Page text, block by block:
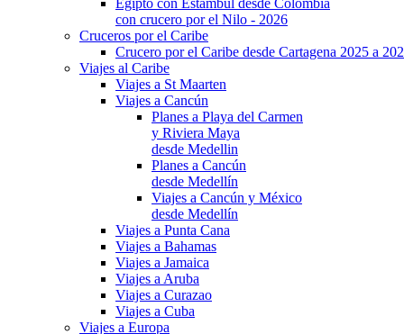
Egipto con Estambul desde Colombia
con crucero por el Nilo - 2026
Cruceros por el Caribe
Crucero por el Caribe desde Cartagena 2025 a
Viajes al Caribe
Viajes a St Maarten
Viajes a Cancún
Planes a Playa del Carmen
y Riviera Maya
desde Medellin
Planes a Cancún
desde Medellín
Viajes a Cancún y México
desde Medellín
Viajes a Punta Cana
Viajes a Bahamas
Viajes a Jamaica
Viajes a Aruba
Viajes a Curazao
Viajes a Cuba
Viajes a Europa